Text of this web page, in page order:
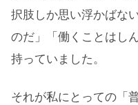
択肢しか思い浮かばな
のだ」「働くことはし
持っていました。
それが私にとっての「